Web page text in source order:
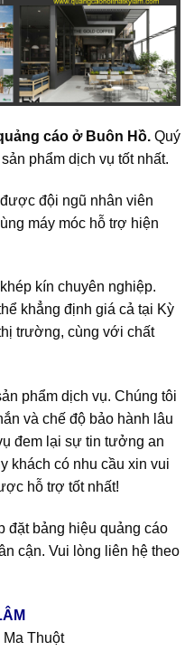
cáo ở Buôn Hồ. Quý
phẩm dịch vụ tốt nhất.
đội ngũ nhân viên
máy móc hỗ trợ hiện
kín chuyên nghiệp.
khẳng định giá cả tại Kỳ
trường, cùng với chất
phẩm dịch vụ. Chúng tôi
và chế độ bảo hành lâu
đem lại sự tin tưởng an
khách có nhu cầu xin vui
hỗ trợ tốt nhất!
đặt bảng hiệu quảng cáo
cận. Vui lòng liên hệ theo
Ma Thuột